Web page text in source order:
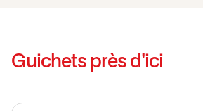
Guichets près d'ici